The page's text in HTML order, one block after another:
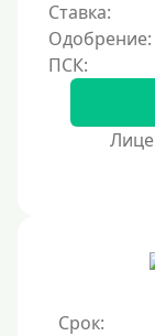
Ставка:
Одобрение:
Срок: